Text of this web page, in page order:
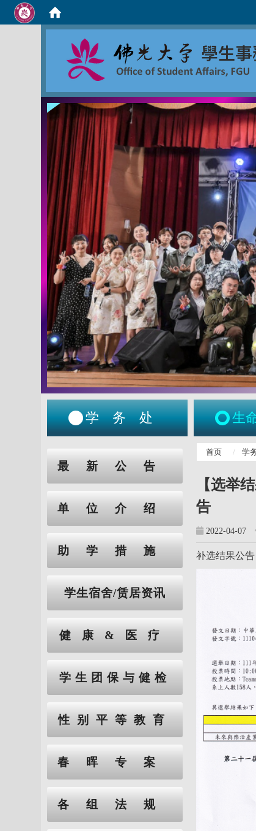
学务处 生
最新公告
单位介绍
助学措施
学生宿舍/赁居资讯
健康&医疗
学生团保与健检
性别平等教育
春晖专案
各组法规
首页 学
【选举
告
2022-04-07
补选结果公告